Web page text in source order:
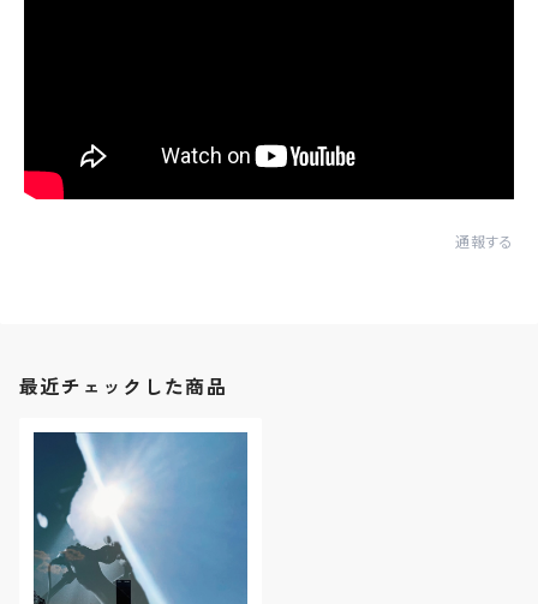
通報する
最近チェックした商品